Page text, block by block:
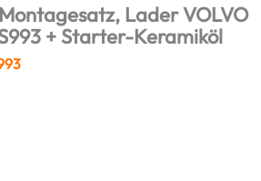
Lader VOLVO
+ Starter-Keramiköl